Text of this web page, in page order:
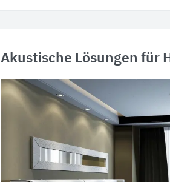
Akustische Lösungen für